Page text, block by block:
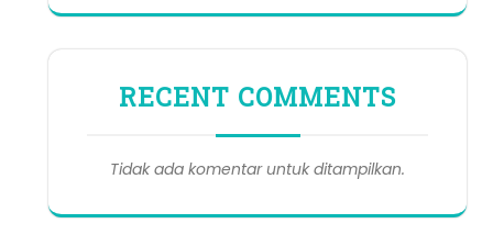
RECENT COMMENTS
Tidak ada komentar untuk ditampilkan.